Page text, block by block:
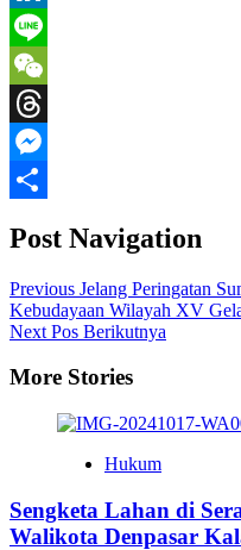
LinkedIn
Line
WeChat
Threads
Messenger
Post Navigation
Previous Jelang Peringatan
Kebudayaan Wilayah XV
Next Pos Berikutnya
More Stories
Hukum
Sengketa Lahan di
Walikota Denpasar